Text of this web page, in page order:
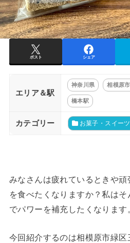
ポスト シェア
エリア＆駅
神奈川県 相模原
橋本駅
カテゴリー お菓子・スイーツ
みなさんは疲れているときや
を食べたくなりますか？私は
でパワーを補充したくなります
今回紹介するのは相模原市緑